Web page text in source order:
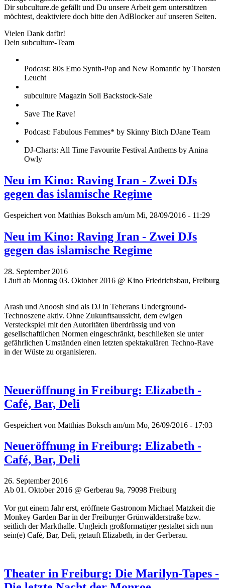
Dir subculture.de gefällt und Du unsere Arbeit gern unterstützen
möchtest, deaktiviere doch bitte den AdBlocker auf unseren Seiten.
Vielen Dank dafür!
Dein subculture-Team
Podcast: 80s Emo Synth-Pop and New Romantic by Thorsten
Leucht
subculture Magazin Soli Backstock-Sale
Save The Rave!
Podcast: Fabulous Femmes* by Skinny Bitch DJane Team
DJ-Charts: All Time Favourite Festival Anthems by Anina
Owly
Neu im Kino: Raving Iran - Zwei DJs
gegen das islamische Regime
Gespeichert von Matthias Boksch am/um Mi, 28/09/2016 - 11:29
Neu im Kino: Raving Iran - Zwei DJs
gegen das islamische Regime
28. September 2016
Läuft ab Montag 03. Oktober 2016 @ Kino Friedrichsbau, Freiburg
Arash und Anoosh sind als DJ in Teherans Underground-
Technoszene aktiv. Ohne Zukunftsaussicht, dem ewigen
Versteckspiel mit den Autoritäten überdrüssig und von
gesellschaftlichen Normen eingeschränkt, beschließen sie unter
gefährlichen Umständen einen letzten spektakulären Techno-Rave
in der Wüste zu organisieren.
Neueröffnung in Freiburg: Elizabeth -
Café, Bar, Deli
Gespeichert von Matthias Boksch am/um Mo, 26/09/2016 - 17:03
Neueröffnung in Freiburg: Elizabeth -
Café, Bar, Deli
26. September 2016
Ab 01. Oktober 2016 @ Gerberau 9a, 79098 Freiburg
Vor gut einem Jahr erst, eröffnete Gastronom Michael Matzkeit die
Monkey Garden Bar in der Freiburger Grünwälderstraße bzw.
seitlich der Markthalle. Ungleich großformatiger gestaltet sich nun
sein(e) Café, Bar, Deli, getauft Elizabeth, in der Gerberau.
Theater in Freiburg: Die Marilyn-Tapes -